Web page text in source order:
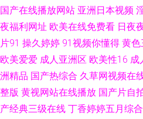
频99视频 国产成人性爱午夜 人人操AV
网站 探花久操 91热视 久久草莓在线 亚
综合社区 伊人222成人网 福利社午夜影
国产在线播放网站 亚洲日本视频
夜福利网址 欧美在线免费看 日夜
片91 操久婷婷 91视频你懂得 黄色
欧美爱爱 成人亚洲区 欧美性16 成
洲精品 国产热综合 久草网视频在
整版 黄视网站在线播放 国产片自
产经典三级在线 丁香婷婷五月综合